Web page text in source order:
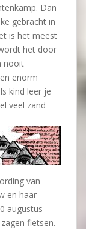
Dan
gebracht in
is het meest
het door
nooit
enorm
kind leer je
veel zand
van
en haar
augustus
fietsen.